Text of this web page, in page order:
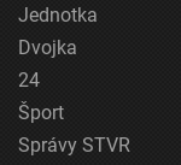
Jednotka
Dvojka
24
Šport
Správy STVR